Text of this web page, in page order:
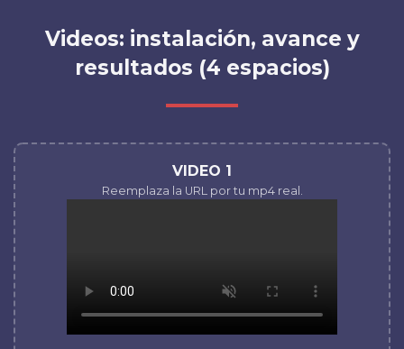
Videos: instalación, avance y
resultados (4 espacios)
VIDEO 1
Reemplaza la URL por tu mp4 real.